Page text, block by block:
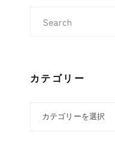
カテゴリー